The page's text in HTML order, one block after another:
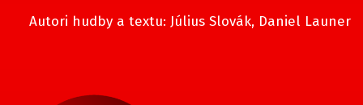
Autori hudby a textu: Július Slovák, Daniel Launer